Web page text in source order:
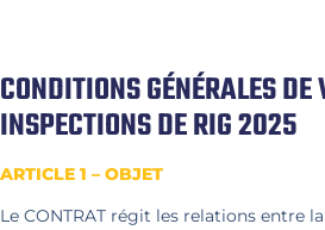
CONDITIONS GÉNÉRALES DE
INSPECTIONS DE RIG 2025
ARTICLE 1 – OBJET
Le CONTRAT régit les relations entre la